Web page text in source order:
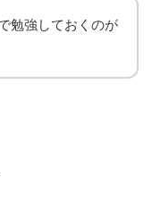
勉強しておくのが